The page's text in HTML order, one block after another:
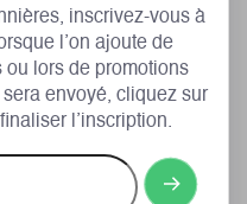
inscrivez-vous à
l’on ajoute de
ou lors de promotions
envoyé, cliquez sur
l’inscription.